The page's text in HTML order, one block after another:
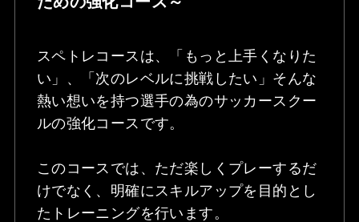
スペトレコースは、「もっと上手くなりた
い」、「次のレベルに挑戦したい」そんな
熱い想いを持つ選手の為のサッカースクー
ルの強化コースです。
このコースでは、ただ楽しくプレーするだ
けでなく、明確にスキルアップを目的とし
たトレーニングを行います。